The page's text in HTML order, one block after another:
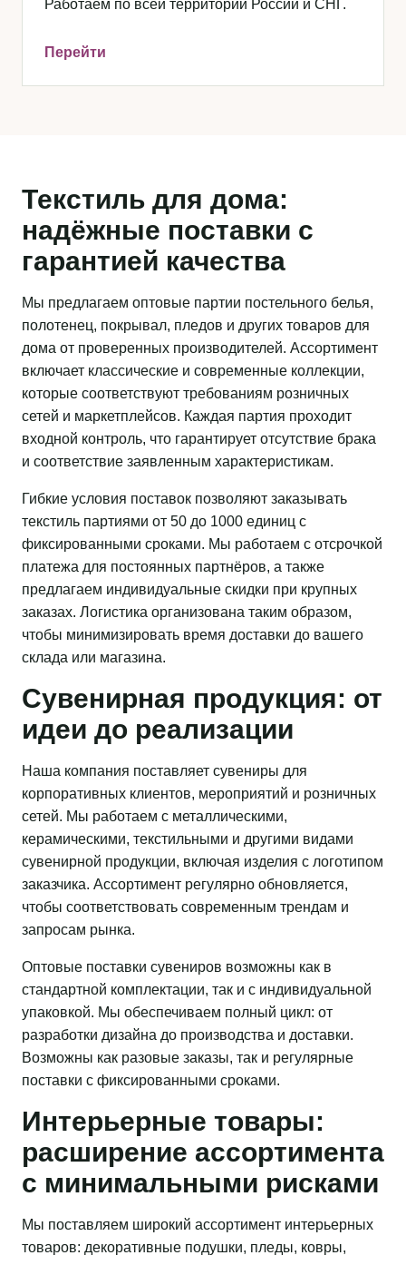
Работаем по всей территории России и СНГ.
Перейти
Текстиль для дома:
надёжные поставки с
гарантией качества
Мы предлагаем оптовые партии постельного белья,
полотенец, покрывал, пледов и других товаров для
дома от проверенных производителей. Ассортимент
включает классические и современные коллекции,
которые соответствуют требованиям розничных
сетей и маркетплейсов. Каждая партия проходит
входной контроль, что гарантирует отсутствие брака
и соответствие заявленным характеристикам.
Гибкие условия поставок позволяют заказывать
текстиль партиями от 50 до 1000 единиц с
фиксированными сроками. Мы работаем с отсрочкой
платежа для постоянных партнёров, а также
предлагаем индивидуальные скидки при крупных
заказах. Логистика организована таким образом,
чтобы минимизировать время доставки до вашего
склада или магазина.
Сувенирная продукция: от
идеи до реализации
Наша компания поставляет сувениры для
корпоративных клиентов, мероприятий и розничных
сетей. Мы работаем с металлическими,
керамическими, текстильными и другими видами
сувенирной продукции, включая изделия с логотипом
заказчика. Ассортимент регулярно обновляется,
чтобы соответствовать современным трендам и
запросам рынка.
Оптовые поставки сувениров возможны как в
стандартной комплектации, так и с индивидуальной
упаковкой. Мы обеспечиваем полный цикл: от
разработки дизайна до производства и доставки.
Возможны как разовые заказы, так и регулярные
поставки с фиксированными сроками.
Интерьерные товары:
расширение ассортимента
с минимальными рисками
Мы поставляем широкий ассортимент интерьерных
товаров: декоративные подушки, пледы, ковры,